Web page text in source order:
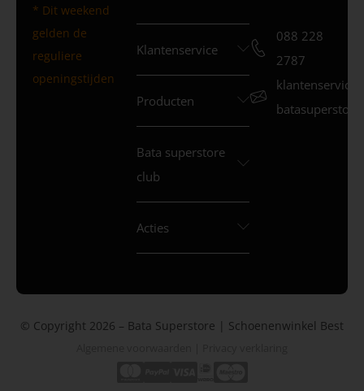
* Dit weekend
gelden de
reguliere
openingstijden
Klantenservice
Producten
Bata superstore
club
Acties
088 228
2787
© Copyright 2026 – Bata Superstore | Schoenenwinkel Best